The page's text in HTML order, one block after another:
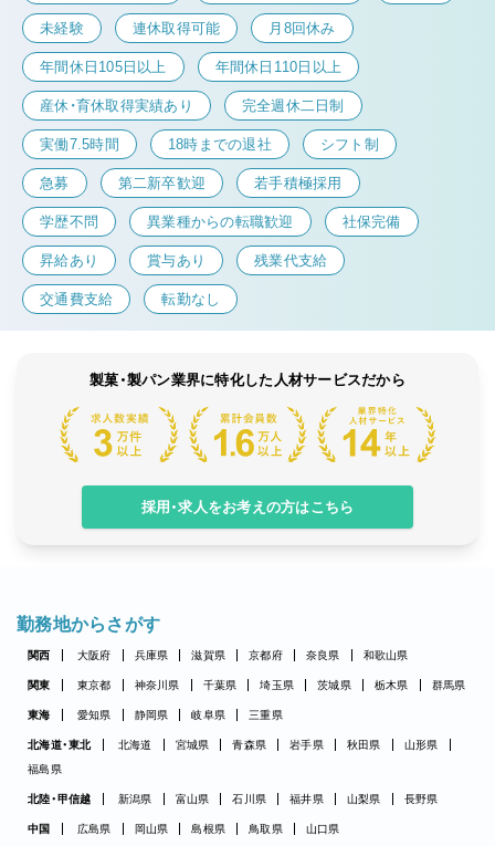
未経験 連休取得可能 月8回休み
年間休日105日以上 年間休日110日以上
産休・育休取得実績あり 完全週休二日制
実働7.5時間 18時までの退社 シフト制
急募 第二新卒歓迎 若手積極採用
学歴不問 異業種からの転職歓迎 社保完備
昇給あり 賞与あり 残業代支給
交通費支給 転勤なし
製菓・製パン業界に特化した人材サービスだから
採用・求人をお考えの方はこちら
勤務地からさがす
関西 大阪府 兵庫県 滋賀県 京都府 奈良県 和歌山県
関東 東京都 神奈川県 千葉県 埼玉県 茨城県 栃木県 群馬県
東海 愛知県 静岡県 岐阜県 三重県
北海道・東北 北海道 宮城県 青森県 岩手県 秋田県
山形県
福島県
北陸・甲信越 新潟県 富山県 石川県 福井県 山梨県 長野県
中国 広島県 岡山県 島根県 鳥取県 山口県